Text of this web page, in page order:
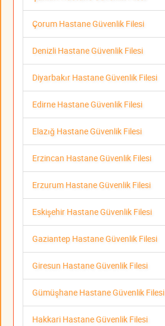
Çorum Hastane Güvenlik Filesi
Denizli Hastane Güvenlik Filesi
Diyarbakır Hastane Güvenlik Filesi
Edirne Hastane Güvenlik Filesi
Elazığ Hastane Güvenlik Filesi
Erzincan Hastane Güvenlik Filesi
Erzurum Hastane Güvenlik Filesi
Eskişehir Hastane Güvenlik Filesi
Gaziantep Hastane Güvenlik Filesi
Giresun Hastane Güvenlik Filesi
Gümüşhane Hastane Güvenlik Filesi
Hakkari Hastane Güvenlik Filesi